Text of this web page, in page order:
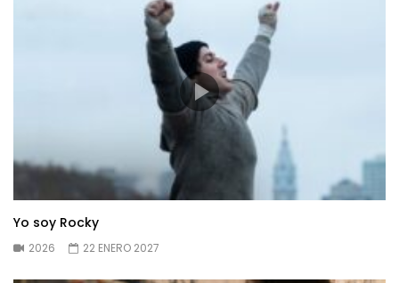
Yo soy Rocky
2026 22 ENERO 2027